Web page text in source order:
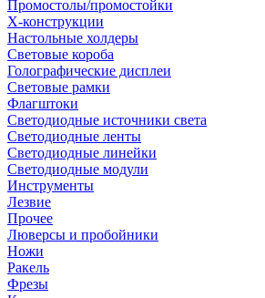
Промостолы/промостойки
Х-конструкции
Настольные холдеры
Световые короба
Голографические дисплеи
Световые рамки
Флагштоки
Светодиодные источники света
Светодиодные ленты
Светодиодные линейки
Светодиодные модули
Инструменты
Лезвие
Прочее
Люверсы и пробойники
Ножи
Ракель
Фрезы